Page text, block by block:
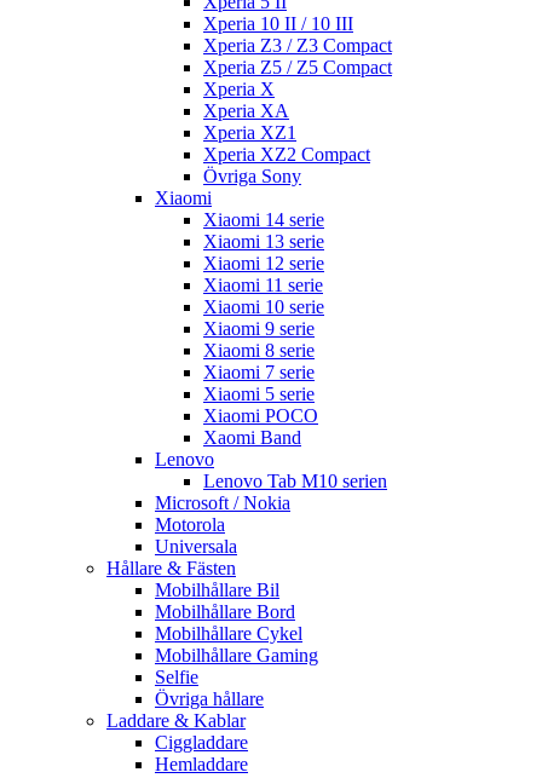
Xperia 10 II / 10 III
Xperia Z3 / Z3 Compact
Xperia Z5 / Z5 Compact
Xperia X
Xperia XA
Xperia XZ1
Xperia XZ2 Compact
Övriga Sony
Xiaomi
Xiaomi 14 serie
Xiaomi 13 serie
Xiaomi 12 serie
Xiaomi 11 serie
Xiaomi 10 serie
Xiaomi 9 serie
Xiaomi 8 serie
Xiaomi 7 serie
Xiaomi 5 serie
Xiaomi POCO
Xaomi Band
Lenovo
Lenovo Tab M10 serien
Microsoft / Nokia
Motorola
Universala
Hållare & Fästen
Mobilhållare Bil
Mobilhållare Bord
Mobilhållare Cykel
Mobilhållare Gaming
Selfie
Övriga hållare
Laddare & Kablar
Ciggladdare
Hemladdare